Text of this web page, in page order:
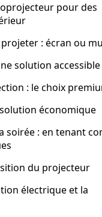
pour des
: écran ou
solution accessible
: le choix
économique
soirée : en tenant
du projecteur
électrique et la